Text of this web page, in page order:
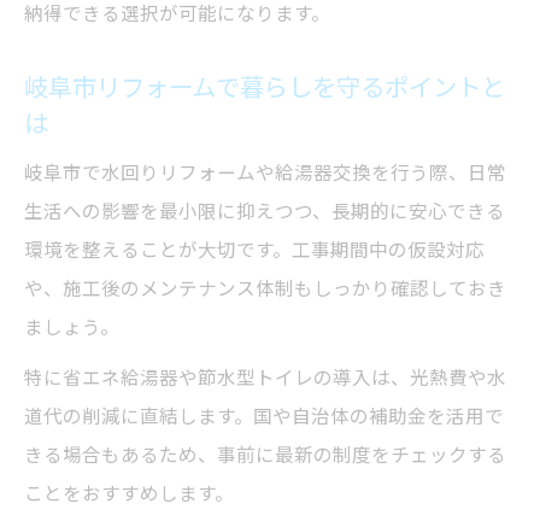
納得できる選択が可能になります。
岐阜市リフォームで暮らしを守るポイントと
は
岐阜市で水回りリフォームや給湯器交換を行う際、日常
生活への影響を最小限に抑えつつ、長期的に安心できる
環境を整えることが大切です。工事期間中の仮設対応
や、施工後のメンテナンス体制もしっかり確認しておき
ましょう。
特に省エネ給湯器や節水型トイレの導入は、光熱費や水
道代の削減に直結します。国や自治体の補助金を活用で
きる場合もあるため、事前に最新の制度をチェックする
ことをおすすめします。